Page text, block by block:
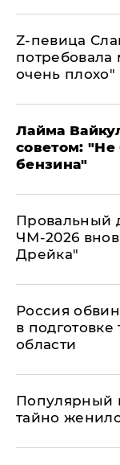
Z-певица
очень плохо"
Лайма
советом: "Не
бензина"
Провальный
ЧМ-2026
Дрейка"
Россия
в
области
Популярный
тайно